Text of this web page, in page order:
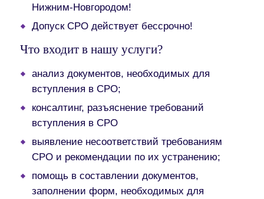
Нижним-Новгородом!
Допуск СРО действует бессрочно!
Что входит в нашу услуги?
анализ документов, необходимых для
вступления в СРО;
консалтинг, разъяснение требований
вступления в СРО
выявление несоответствий требованиям
СРО и рекомендации по их устранению;
помощь в составлении документов,
заполнении форм, необходимых для